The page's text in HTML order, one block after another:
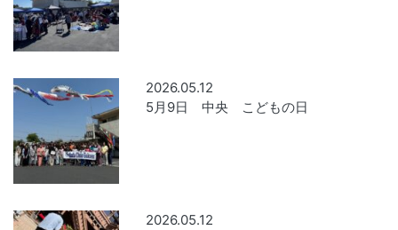
2026.05.12
5月9日 中央 こどもの日
2026.05.12